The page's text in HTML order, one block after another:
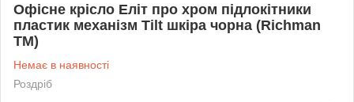
Офісне крісло Еліт про хром підлокітники
пластик механізм Tilt шкіра чорна (Richman
ТМ)
Немає в наявності
Роздріб